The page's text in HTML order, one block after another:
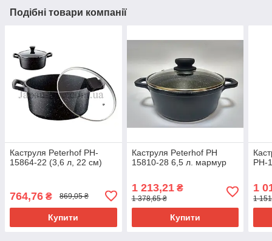
Подібні товари компанії
Каструля Peterhof PH-
15864-22 (3,6 л, 22 см)
764,76 ₴ 869,05 ₴
Купити
Каструля Peterhof PH
15810-28 6,5 л. мармур
1 213,21₴
1 378,65 ₴
Купити
PH-
1
1